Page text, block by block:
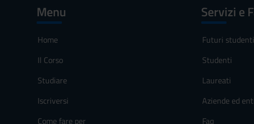
Menu
Home
Il Corso
Studiare
Iscriversi
Come fare per
Servizi e
Futuri studenti
Studenti
Laureati
Aziende ed enti
Faq